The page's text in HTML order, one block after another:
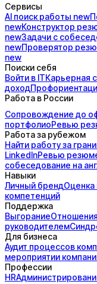
Сервисы
AI поискработы new
newКонструктор
newЗадачи с
newПроверятор
new
Поиски себя
Войти в ITКарьерная
доход
Работа в России
Сопровождение до
портфолиоРевью
Работа за рубежом
Найти работу за
LinkedInРевью
собеседование на
Навыки
Личный брендОценка
компетенций
Поддержка
Выгорание
руководителем
Для бизнеса
Аудит процессов
мероприятии
Профессии
HR